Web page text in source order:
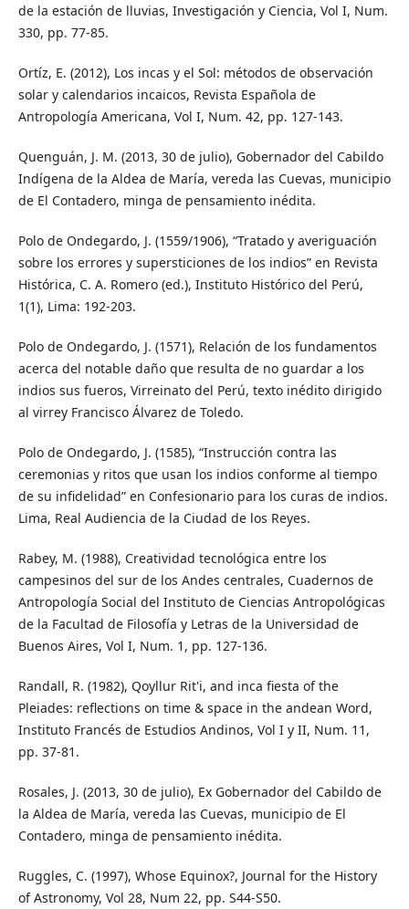
de la estación de lluvias, Investigación y Ciencia, Vol I, Num.
330, pp. 77-85.
Ortíz, E. (2012), Los incas y el Sol: métodos de observación
solar y calendarios incaicos, Revista Española de
Antropología Americana, Vol I, Num. 42, pp. 127-143.
Quenguán, J. M. (2013, 30 de julio), Gobernador del Cabildo
Indígena de la Aldea de María, vereda las Cuevas, municipio
de El Contadero, minga de pensamiento inédita.
Polo de Ondegardo, J. (1559/1906), “Tratado y averiguación
sobre los errores y supersticiones de los indios” en Revista
Histórica, C. A. Romero (ed.), Instituto Histórico del Perú,
1(1), Lima: 192-203.
Polo de Ondegardo, J. (1571), Relación de los fundamentos
acerca del notable daño que resulta de no guardar a los
indios sus fueros, Virreinato del Perú, texto inédito dirigido
al virrey Francisco Álvarez de Toledo.
Polo de Ondegardo, J. (1585), “Instrucción contra las
ceremonias y ritos que usan los indios conforme al tiempo
de su infidelidad” en Confesionario para los curas de indios.
Lima, Real Audiencia de la Ciudad de los Reyes.
Rabey, M. (1988), Creatividad tecnológica entre los
campesinos del sur de los Andes centrales, Cuadernos de
Antropología Social del Instituto de Ciencias Antropológicas
de la Facultad de Filosofía y Letras de la Universidad de
Buenos Aires, Vol I, Num. 1, pp. 127-136.
Randall, R. (1982), Qoyllur Rit'i, and inca fiesta of the
Pleiades: reflections on time & space in the andean Word,
Instituto Francés de Estudios Andinos, Vol I y II, Num. 11,
pp. 37-81.
Rosales, J. (2013, 30 de julio), Ex Gobernador del Cabildo de
la Aldea de María, vereda las Cuevas, municipio de El
Contadero, minga de pensamiento inédita.
Ruggles, C. (1997), Whose Equinox?, Journal for the History
of Astronomy, Vol 28, Num 22, pp. S44-S50.